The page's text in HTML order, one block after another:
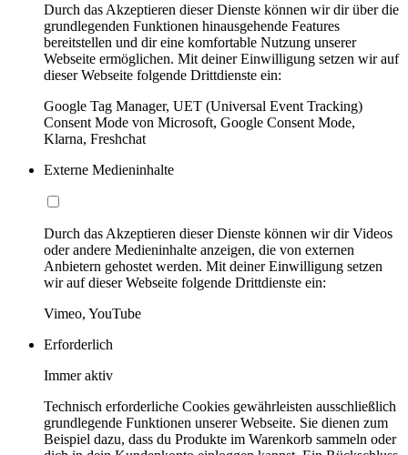
Durch das Akzeptieren dieser Dienste können wir dir über die
grundlegenden Funktionen hinausgehende Features
bereitstellen und dir eine komfortable Nutzung unserer
Webseite ermöglichen. Mit deiner Einwilligung setzen wir auf
dieser Webseite folgende Drittdienste ein:
Google Tag Manager, UET (Universal Event Tracking)
Consent Mode von Microsoft, Google Consent Mode,
Klarna, Freshchat
Externe Medieninhalte
Durch das Akzeptieren dieser Dienste können wir dir Videos
oder andere Medieninhalte anzeigen, die von externen
Anbietern gehostet werden. Mit deiner Einwilligung setzen
wir auf dieser Webseite folgende Drittdienste ein:
Vimeo, YouTube
Erforderlich
Immer aktiv
Technisch erforderliche Cookies gewährleisten ausschließlich
grundlegende Funktionen unserer Webseite. Sie dienen zum
Beispiel dazu, dass du Produkte im Warenkorb sammeln oder